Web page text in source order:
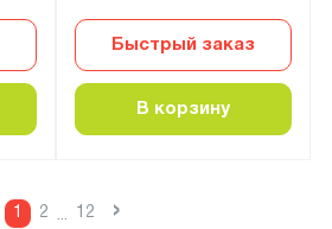
Быстрый заказ
В корзину
1 2 ... 12 ›